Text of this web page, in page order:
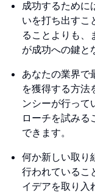
成功するために
いを打ち出すこ
ることよりも、
が成功への鍵と
あなたの業界で
を獲得する方法
ンシーが行って
ローチを試みる
できます。
何か新しい取り
行われているこ
イデアを取り入